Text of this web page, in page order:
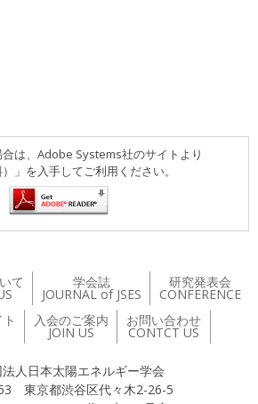
は、Adobe Systems社のサイトより
」を入手してご利用ください。
て 学会誌
JOURNAL of JSES
研究発表会
CONFERENCE
入会のご案内
JOIN US
お問い合わせ
CONTCT US
人日本太陽エネルギー学会
東京都渋谷区代々木2-26-5